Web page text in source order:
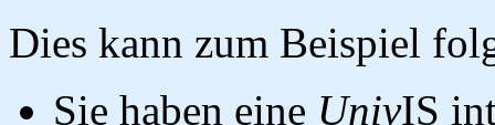
Dies kann zum Beispiel
Sie haben eine UnivIS